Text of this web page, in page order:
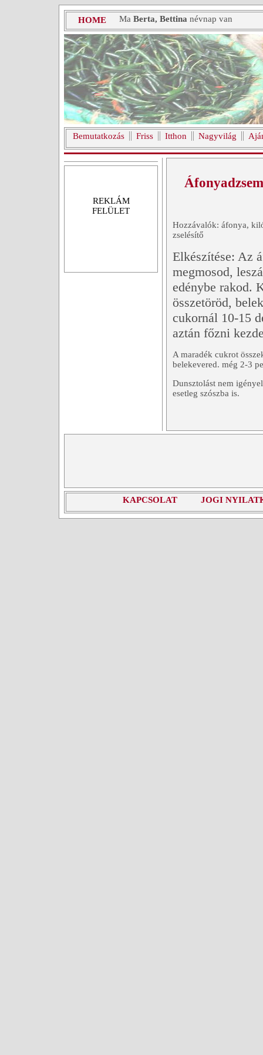
HOME Ma Berta, Bettina névnap van
Bemutatkozás Friss Itthon Nagyvilág
REKLÁM
FELÜLET
Áfonyadzsem
Hozzávalók: áfonya,
zselésítő
Elkészítése: Az
megmosod,
edénybe rakod.
összetöröd,
cukornál 10-15
aztán főzni
A maradék cukrot
belekevered. még 2-3
Dunsztolást nem
esetleg szószba is.
KAPCSOLAT JOGI